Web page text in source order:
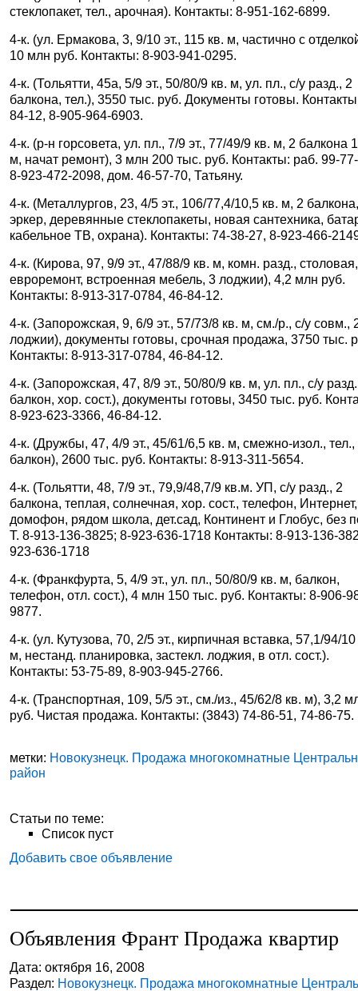
стеклопакет, тел., арочная). Контакты: 8-951-162-6899.
4-к. (ул. Ермакова, 3, 9/10 эт., 115 кв. м, частично с
10 млн руб. Контакты: 8-903-941-0295.
4-к. (Тольятти, 45а, 5/9 эт., 50/80/9 кв. м, ул. пл., с/у разд., 2
балкона, тел.), 3550 тыс. руб. Документы готовы.
84-12, 8-905-964-6903.
4-к. (р-н горсовета, ул. пл., 7/9 эт., 77/49/9 кв. м, 2 балкона
м, начат ремонт), 3 млн 200 тыс. руб. Контакты: раб. 99-
8-923-472-2098, дом. 46-57-70, Татьяну.
4-к. (Металлургов, 23, 4/5 эт., 106/77,4/10,5 кв. м, 2
эркер, деревянные стеклопакеты, новая сантехника,
кабельное ТВ, охрана). Контакты: 74-38-27, 8-923-466-
4-к. (Кирова, 97, 9/9 эт., 47/88/9 кв. м, комн. разд., столовая,
евроремонт, встроенная мебель, 3 лоджии), 4,2 млн руб.
Контакты: 8-913-317-0784, 46-84-12.
4-к. (Запорожская, 9, 6/9 эт., 57/73/8 кв. м, см./р., с/у совм.,
лоджии), документы готовы, срочная продажа, 3750 тыс.
Контакты: 8-913-317-0784, 46-84-12.
4-к. (Запорожская, 47, 8/9 эт., 50/80/9 кв. м, ул. пл., с/у
балкон, хор. сост.), документы готовы, 3450 тыс. руб.
8-923-623-3366, 46-84-12.
4-к. (Дружбы, 47, 4/9 эт., 45/61/6,5 кв. м, смежно-изол., тел.,
балкон), 2600 тыс. руб. Контакты: 8-913-311-5654.
4-к. (Тольятти, 48, 7/9 эт., 79,9/48,7/9 кв.м. УП, с/у разд., 2
балкона, теплая, солнечная, хор. сост., телефон, Интернет,
домофон, рядом школа, дет.сад, Континент и Глобус, без
Т. 8-913-136-3825; 8-923-636-1718 Контакты: 8-913-136-
923-636-1718
4-к. (Франкфурта, 5, 4/9 эт., ул. пл., 50/80/9 кв. м, балкон,
телефон, отл. сост.), 4 млн 150 тыс. руб. Контакты: 8-906-
9877.
4-к. (ул. Кутузова, 70, 2/5 эт., кирпичная вставка, 57,1/94/10
м, нестанд. планировка, застекл. лоджия, в отл. сост.).
Контакты: 53-75-89, 8-903-945-2766.
4-к. (Транспортная, 109, 5/5 эт., см./из., 45/62/8 кв. м), 3,2
руб. Чистая продажа. Контакты: (3843) 74-86-51, 74-86-75.
метки: Новокузнецк. Продажа многокомнатные
район
Статьи по теме:
Список пуст
Добавить свое объявление
Объявления Франт Продажа квартир
Дата: октября 16, 2008
Раздел: Новокузнецк. Продажа многокомнатные